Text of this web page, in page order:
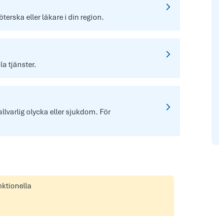
eller läkare i din region.
tjänster.
olycka eller sjukdom. För